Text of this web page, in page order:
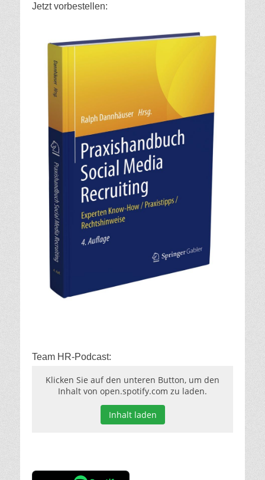
Jetzt vorbestellen:
Team HR-Podcast:
Klicken Sie auf den unteren Button, um den
Inhalt von open.spotify.com zu laden.
Inhalt laden